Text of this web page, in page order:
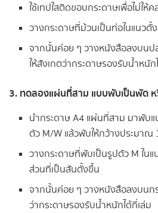
ใช้เทปใสติดขอบกระดาษเพื่อไม่ให้
วางกระดาษที่ม้วนเป็นท่อในแนวตั้
จากนั้นค่อย ๆ วางหนังสือลงบนป
ให้สังเกตว่ากระดาษรองรับน้ำหนัก
3. ทดลองแผ่นที่สาม แบบพับเป็นพัด
นำกระดาษ A4 แผ่นที่สาม มาพับ
ตัว M/W แล้วพับให้กว้างประมาณ
วางกระดาษที่พับเป็นรูปตัว M ในแ
ส่วนที่เป็นสันตั้งขึ้น
จากนั้นค่อย ๆ วางหนังสือลงบนก
ว่ากระดาษรองรับน้ำหนักได้กี่เล่ม